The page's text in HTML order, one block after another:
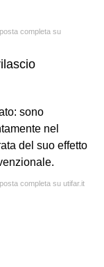
completa su
sono
nel
del suo effetto
completa su utifar.it